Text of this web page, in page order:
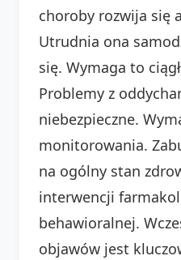
choroby rozwija się
Utrudnia ona
się. Wymaga to
Problemy z
niebezpieczne.
monitorowania.
na ogólny stan
interwencji
behawioralnej.
objawów jest